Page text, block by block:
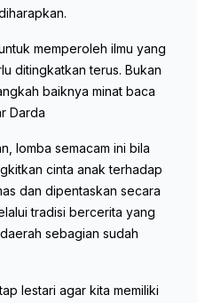
memperoleh ilmu yang
ditingkatkan terus. Bukan
baiknya minat baca
Darda
lomba semacam ini bila
cinta anak terhadap
dan dipentaskan secara
tradisi bercerita yang
sebagian sudah
lestari agar kita memiliki